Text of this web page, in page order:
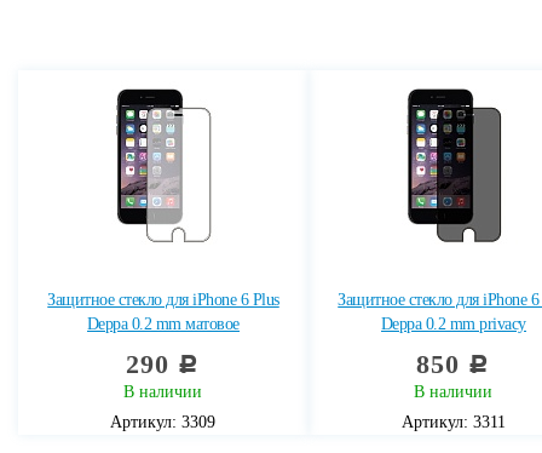
Защитное стекло для iPhone 6 Plus
Deppa 0.2 mm матовое
290 c
В наличии
Артикул: 3309
Защитное стекло для iPhone 6
Deppa 0.2 mm privacy
850 c
В наличии
Артикул: 3311